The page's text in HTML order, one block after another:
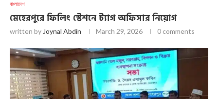
বাংলাদেশ
মেহেরপুরে ফিলিং স্টেশনে ট্যাগ অফিসার নিয়োগ
written by Joynal Abdin March 29, 2026 0 comments